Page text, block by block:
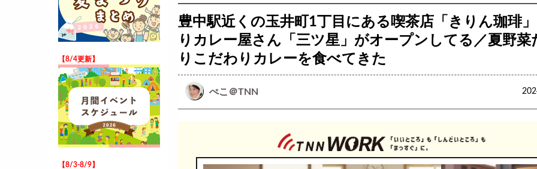
豊中駅近くの玉井町1丁目にある喫茶店「きりん珈琲
りカレー屋さん「三ツ星」がオープンしてる／夏野菜
りこだわりカレーを食べてきた
ぺこ＠TNN
【8/4更新】
【8/3-8/9】